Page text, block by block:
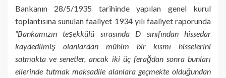
Bankanın 28/5/1935 tarihinde yapılan genel kurul
toplantısına sunulan faaliyet 1934 yılı faaliyet raporunda
“Bankamızın teşekkülü sırasında D sınıfından hissedar
kaydedilmiş olanlardan mühim bir kısmı hisselerini
satmakta ve senetler, ancak iki üç ferağdan sonra bunları
ellerinde tutmak maksadile alanlara geçmekte olduğundan